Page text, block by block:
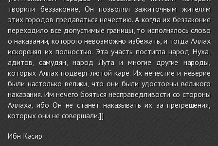
творили беззаконие, Он позволял зажиточным жителям
этих городов предаваться нечестию. А когда их беззаконие
переходило все допустимые границы, то исполнялось слово
о наказании, которого невозможно избежать, и тогда Аллах
искоренял их полностью. Эта участь постигла народ Нуха,
адитов, самудян, народ Лута и многие другие народы,
которых Аллах подверг лютой каре. Их нечестие и неверие
были настолько велики, что они были удостоены великого
наказания. Им нечего бояться несправедливости со стороны
Аллаха, ибо Он не станет наказывать их за прегрешения,
которых они не совершали.]]
Ибн Касир